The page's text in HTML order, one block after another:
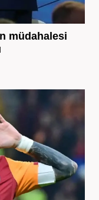
müdahalesi